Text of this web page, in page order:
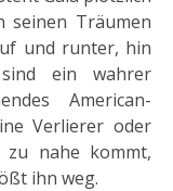
seinen Träumen
und runter, hin
ein wahrer
American-
Verlierer oder
zu nahe kommt,
ihn weg.